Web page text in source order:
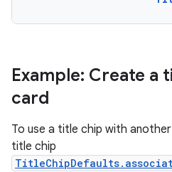
Example: Create a
card
To use a title chip with
title chip